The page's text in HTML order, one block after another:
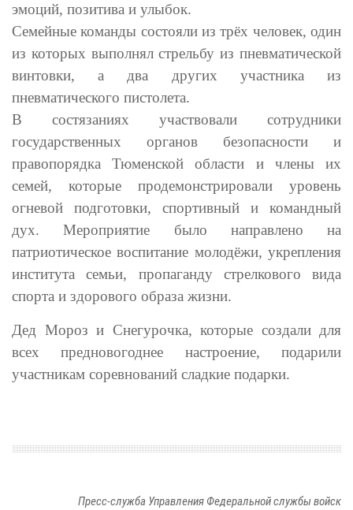
эмоций, позитива и улыбок.
Семейные команды состояли из трёх человек, один
из которых выполнял стрельбу из пневматической
винтовки, а два других участника из
пневматического пистолета.
В состязаниях участвовали сотрудники
государственных органов безопасности и
правопорядка Тюменской области и члены их
семей, которые продемонстрировали уровень
огневой подготовки, спортивный и командный
дух. Мероприятие было направлено на
патриотическое воспитание молодёжи, укрепления
института семьи, пропаганду стрелкового вида
спорта и здорового образа жизни.
Дед Мороз и Снегурочка, которые создали для
всех предновогоднее настроение, подарили
участникам соревнований сладкие подарки.
Пресс-служба Управления Федеральной службы войск